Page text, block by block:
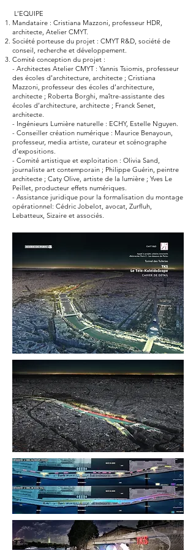
L’EQUIPE
Mandataire : Cristiana Mazzoni, professeur HDR,
architecte, Atelier CMYT.
Société porteuse du projet : CMYT R&D, société de
conseil, recherche et développement.
Comité conception du projet :
- Architectes Atelier CMYT : Yannis Tsiomis, professeur
des écoles d’architecture, architecte ; Cristiana
Mazzoni, professeur des écoles d’architecture,
architecte ; Roberta Borghi, maître-assistante des
écoles d’architecture, architecte ; Franck Senet,
architecte.
- Ingénieurs Lumière naturelle : ECHY, Estelle Nguyen.
- Conseiller création numérique : Maurice Benayoun,
professeur, media artiste, curateur et scénographe
d’expositions.
- Comité artistique et exploitation : Olivia Sand,
journaliste art contemporain ; Philippe Guérin, peintre
architecte ; Caty Olive, artiste de la lumière ; Yves Le
Peillet, producteur effets numériques.
- Assistance juridique pour la formalisation du montage
opérationnel: Cédric Jobelot, avocat, Zurfluh,
Lebatteux, Sizaire et associés.